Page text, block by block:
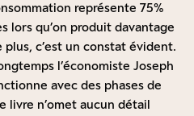
représente 75%
lors qu’on produit davantage
c’est un constat évident.
l’économiste Joseph
avec des phases de
livre n’omet aucun détail